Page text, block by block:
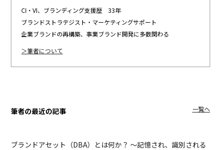
CI・VI、ブランディング支援歴 33年
ブランドストラテジスト・マーケティングサポート
企業ブランドの再構築、事業ブランド開発に多数関わる
＞筆者について
筆者の最近の記事 一覧へ
ブランドアセット（DBA）とは何か？ ～記憶され、識別される